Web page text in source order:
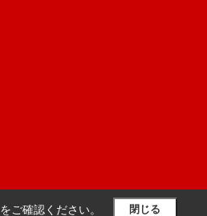
をご確認ください。 閉じる